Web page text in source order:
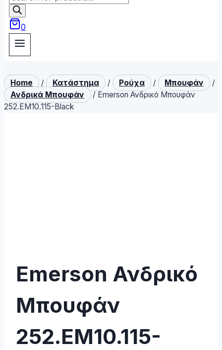
search
0
Home / Κατάστημα / Ρούχα / Μπουφάν
/
Ανδρικά Μπουφάν
/ Emerson Ανδρικό Μπουφάν
252.EM10.115-Black
Emerson Ανδρικό
Μπουφάν
252.EM10.115-